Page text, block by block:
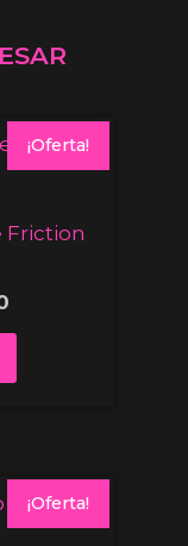
¡Oferta!
Friction
¡Oferta!